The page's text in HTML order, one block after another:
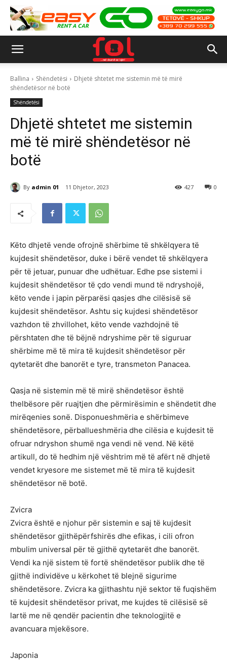
Ballina Shëndetësi
Dhjetë shtetet me sistemin më të mirë
shëndetësor në botë
Shëndetësi
Dhjetë shtetet me sistemin
më të mirë shëndetësor në
botë
By admin 01 11 Dhjetor, 2023 0
427
Këto dhjetë vende ofrojnë shërbime të shkëlqyera të
kujdesit shëndetësor, duke i bërë vendet të shkëlqyera
për të jetuar, punuar dhe udhëtuar. Edhe pse sistemi i
kujdesit shëndetësor të çdo vendi mund të ndryshojë,
këto vende i japin përparësi qasjes dhe cilësisë së
kujdesit shëndetësor. Ashtu siç kujdesi shëndetësor
vazhdon të zhvillohet, këto vende vazhdojnë të
përshtaten dhe të bëjnë ndryshime për të siguruar
shërbime më të mira të kujdesit shëndetësor për
qytetarët dhe banorët e tyre, transmeton Panacea.
Qasja në sistemin më të mirë shëndetësor është
thelbësore për ruajtjen dhe përmirësimin e shëndetit dhe
mirëqenies sonë. Disponueshmëria e shërbimeve
shëndetësore, përballueshmëria dhe cilësia e kujdesit të
ofruar ndryshon shumë nga vendi në vend. Në këtë
artikull, do të hedhim një vështrim më të afërt në dhjetë
vendet kryesore me sistemet më të mira të kujdesit
shëndetësor në botë.
Zvicra
Zvicra është e njohur për sistemin e saj të kujdesit
shëndetësor gjithëpërfshirës dhe efikas, i cili ofron
mbulim universal për të gjithë qytetarët dhe banorët.
Vendi ka një sistem të fortë shëndetësor publik dhe të
gjithë individëve u kërkohet të blejnë sigurime
shëndetësore. Zvicra ka gjithashtu një sektor të fuqishëm
të kujdesit shëndetësor privat, me kujdes të cilësisë së
lartë me në qendër pacientin dhe teknologjitë e
avancuara mjekësore.
Japonia